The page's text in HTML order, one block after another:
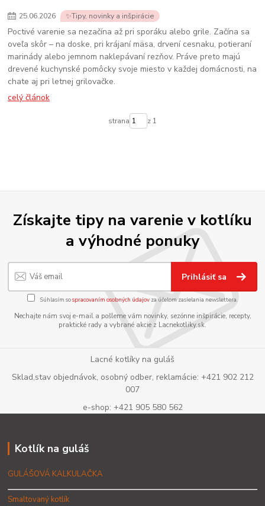
25.06.2026 ✨Tipy, novinky a inšpirácie
Poctivé varenie sa nezačína až pri sporáku alebo grile. Začína sa
oveľa skôr – na doske, pri krájaní mäsa, drvení cesnaku, potieraní
marinády alebo jemnom naklepávaní rezňov. Práve preto majú
drevené kuchynské pomôcky svoje miesto v každej domácnosti, na
chate aj pri letnej grilovačke.
celý článok
strana z 1
Získajte tipy na varenie v kotlíku
a výhodné ponuky
Prihlásiť sa
Súhlasím sospracovaním osobných údajov za účelom zasielania newslettera.
Nechajte nám svoj e-mail a pošleme vám novinky, sezónne inšpirácie, recepty,
praktické rady a vybrané akcie z Lacnekotliky.sk.
Lacné kotlíky na guláš
Sklad,stav objednávok, osobný odber, reklamácie: +421 902 212
007
e-shop: +421 905 580 562
Kotlík na guláš
GULÁŠOVÁ KALKULAČKA
Smaltovaný kotlík